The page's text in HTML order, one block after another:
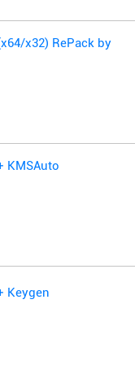
x32) RePack by
KMSAuto
Keygen